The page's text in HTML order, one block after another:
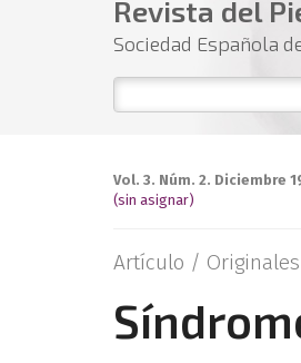
Revista del
Sociedad Española
Vol. 3. Núm. 2. Diciembre
(sin asignar)
Artículo / Originales